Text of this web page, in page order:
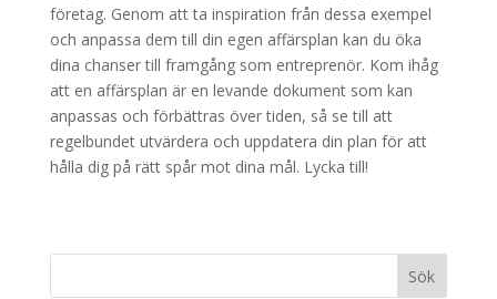
företag. Genom att ta inspiration från dessa exempel
och anpassa dem till din egen affärsplan kan du öka
dina chanser till framgång som entreprenör. Kom ihåg
att en affärsplan är en levande dokument som kan
anpassas och förbättras över tiden, så se till att
regelbundet utvärdera och uppdatera din plan för att
hålla dig på rätt spår mot dina mål. Lycka till!
Sök